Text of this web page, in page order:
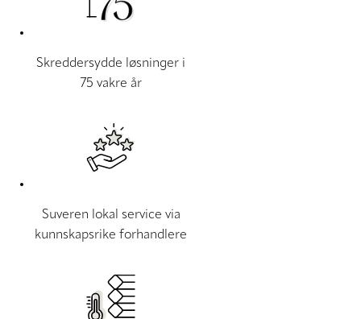
Skreddersydde løsninger i
75 vakre år
Suveren lokal service via
kunnskapsrike forhandlere